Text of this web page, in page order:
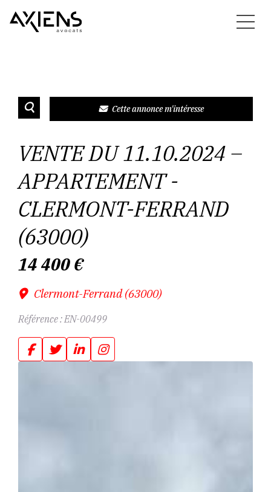
Cette annonce m'intéresse
VENTE DU 11.10.2024 –
APPARTEMENT -
CLERMONT-FERRAND
(63000)
14 400€
Clermont-Ferrand (63000)
Référence :EN-00499